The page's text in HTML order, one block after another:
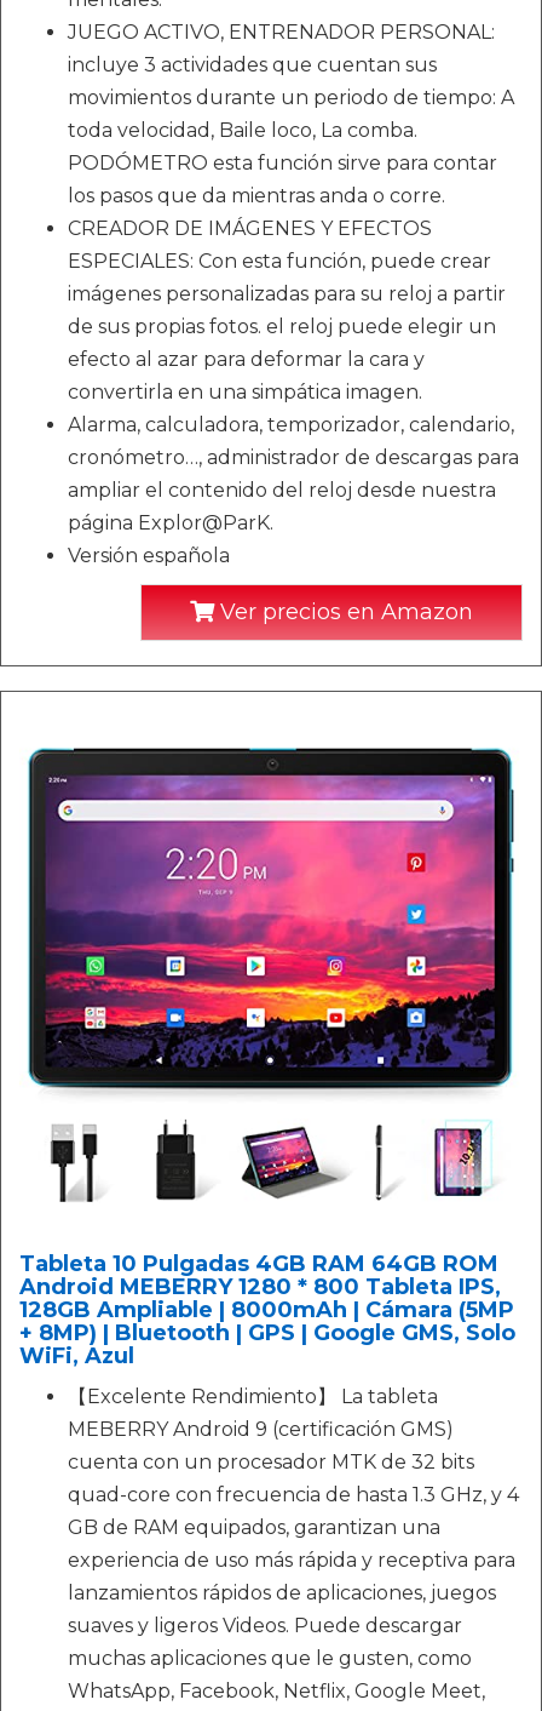
JUEGO ACTIVO, ENTRENADOR PERSONAL:
incluye 3 actividades que cuentan sus
movimientos durante un periodo de tiempo: A
toda velocidad, Baile loco, La comba.
PODÓMETRO esta función sirve para contar
los pasos que da mientras anda o corre.
CREADOR DE IMÁGENES Y EFECTOS
ESPECIALES: Con esta función, puede crear
imágenes personalizadas para su reloj a partir
de sus propias fotos. el reloj puede elegir un
efecto al azar para deformar la cara y
convertirla en una simpática imagen.
Alarma, calculadora, temporizador, calendario,
cronómetro…, administrador de descargas para
ampliar el contenido del reloj desde nuestra
página Explor@ParK.
Versión española
Ver precios en Amazon
Tableta 10 Pulgadas 4GB RAM 64GB ROM
Android MEBERRY 1280 * 800 Tableta IPS,
128GB Ampliable | 8000mAh | Cámara (5MP
+ 8MP) | Bluetooth | GPS | Google GMS, Solo
WiFi, Azul
【Excelente Rendimiento】 La tableta
MEBERRY Android 9 (certificación GMS)
cuenta con un procesador MTK de 32 bits
quad-core con frecuencia de hasta 1.3 GHz, y 4
GB de RAM equipados, garantizan una
experiencia de uso más rápida y receptiva para
lanzamientos rápidos de aplicaciones, juegos
suaves y ligeros Videos. Puede descargar
muchas aplicaciones que le gusten, como
WhatsApp, Facebook, Netflix, Google Meet,